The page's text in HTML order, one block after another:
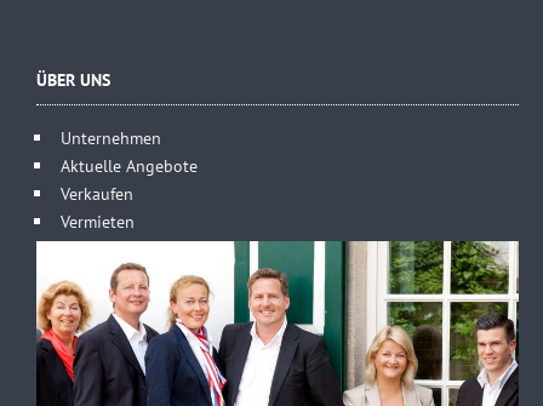
ÜBER UNS
Unternehmen
Aktuelle Angebote
Verkaufen
Vermieten